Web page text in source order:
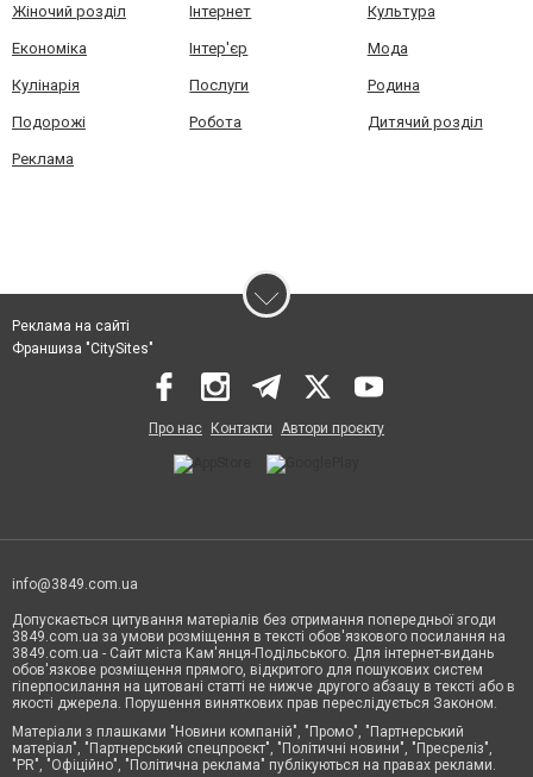
Жіночий розділ Інтернет Культура
Економіка Інтер'єр Мода
Кулінарія Послуги Родина
Подорожі Робота Дитячий розділ
Реклама
Реклама на сайті
Франшиза "CitySites"
Про нас Контакти Автори проєкту
info@3849.com.ua
Допускається цитування матеріалів без отримання попередньої згоди
3849.com.ua за умови розміщення в тексті обов'язкового посилання на
3849.com.ua - Сайт міста Кам'янця-Подільського. Для інтернет-видань
обов'язкове розміщення прямого, відкритого для пошукових систем
гіперпосилання на цитовані статті не нижче другого абзацу в тексті або в
якості джерела. Порушення виняткових прав переслідується Законом.
Матеріали з плашками "Новини компаній", "Промо", "Партнерський
матеріал", "Партнерський спецпроєкт", "Політичні новини", "Пресреліз",
"PR", "Офіційно", "Політична реклама" публікуються на правах реклами.